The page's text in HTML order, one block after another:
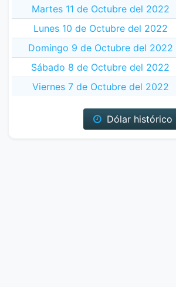
Martes 11 de Octubre del 2022
Lunes 10 de Octubre del 2022
Domingo 9 de Octubre del 2022
Sábado 8 de Octubre del 2022
Viernes 7 de Octubre del 2022
Dólar histórico